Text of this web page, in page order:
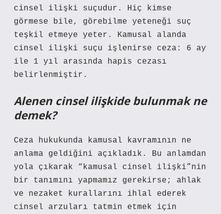
cinsel ilişki suçudur. Hiç kimse
görmese bile, görebilme yeteneği suç
teşkil etmeye yeter. Kamusal alanda
cinsel ilişki suçu işlenirse ceza: 6 ay
ile 1 yıl arasında hapis cezası
belirlenmiştir.
Alenen cinsel ilişkide bulunmak ne
demek?
Ceza hukukunda kamusal kavramının ne
anlama geldiğini açıkladık. Bu anlamdan
yola çıkarak “kamusal cinsel ilişki”nin
bir tanımını yapmamız gerekirse; ahlak
ve nezaket kurallarını ihlal ederek
cinsel arzuları tatmin etmek için